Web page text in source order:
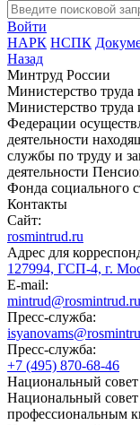
Войти
НАРК НСПК
Назад
Минтруд России
Министерство
Министерство
Федерации
деятельности
службы по труду и
деятельности
Фонда социального
Контакты
Сайт:
rosmintrud.ru
Адрес для
127994, ГСП-4, г.
E-mail:
mintrud@rosmintrud.ru
Пресс-служба:
Пресс-служба:
+7 (495) 870-68-46
Национальный совет
Национальный
профессиональным